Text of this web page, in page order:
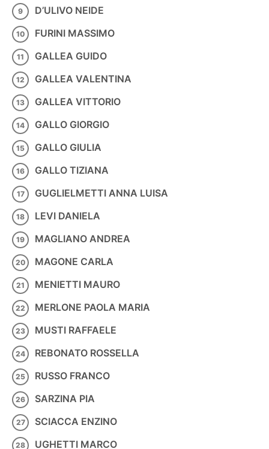
D’ULIVO NEIDE
FURINI MASSIMO
GALLEA GUIDO
GALLEA VALENTINA
GALLEA VITTORIO
GALLO GIORGIO
GALLO GIULIA
GALLO TIZIANA
GUGLIELMETTI ANNA LUISA
LEVI DANIELA
MAGLIANO ANDREA
MAGONE CARLA
MENIETTI MAURO
MERLONE PAOLA MARIA
MUSTI RAFFAELE
REBONATO ROSSELLA
RUSSO FRANCO
SARZINA PIA
SCIACCA ENZINO
UGHETTI MARCO